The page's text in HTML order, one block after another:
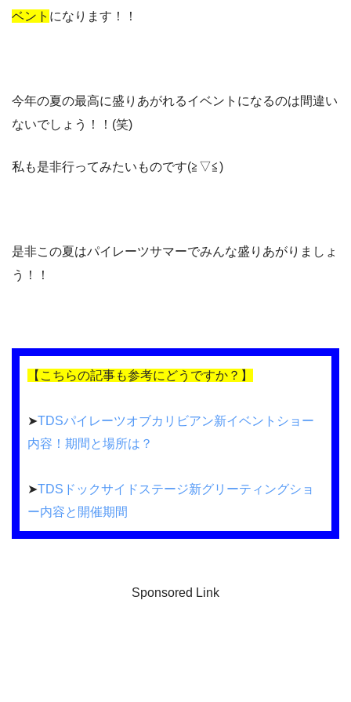
ベント になります！！
今年の夏の最高に盛りあがれるイベントになるのは間違い
ないでしょう！！(笑)
私も是非行ってみたいものです(≧▽≦)
是非この夏はパイレーツサマーでみんな盛りあがりましょ
う！！
【こちらの記事も参考にどうですか？】
➤TDSパイレーツオブカリビアン新イベントショー
内容！期間と場所は？
➤TDSドックサイドステージ新グリーティングショ
ー内容と開催期間
Sponsored Link